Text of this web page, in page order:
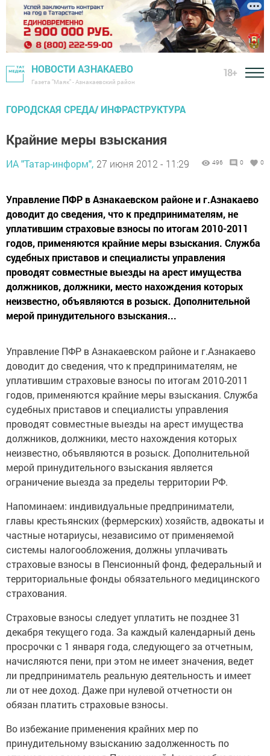
НОВОСТИ АЗНАКАЕВО
Газета "Маяк" - Азнакаевский район
18+
ГОРОДСКАЯ СРЕДА/ ИНФРАСТРУКТУРА
Крайние меры взыскания
ИА "Татар-информ", 27 июня 2012 - 11:29 496 0 0
Управление ПФР в Азнакаевском районе и г.Азнакаево
доводит до сведения, что к предпринимателям, не
уплатившим страховые взносы по итогам 2010-2011
годов, применяются крайние меры взыскания. Служба
судебных приставов и специалисты управления
проводят совместные выезды на арест имущества
должников, должники, место нахождения которых
неизвестно, объявляются в розыск. Дополнительной
мерой принудительного взыскания...
Управление ПФР в Азнакаевском районе и г.Азнакаево
доводит до сведения, что к предпринимателям, не
уплатившим страховые взносы по итогам 2010-2011
годов, применяются крайние меры взыскания. Служба
судебных приставов и специалисты управления
проводят совместные выезды на арест имущества
должников, должники, место нахождения которых
неизвестно, объявляются в розыск. Дополнительной
мерой принудительного взыскания является
ограничение выезда за пределы территории РФ.
Напоминаем: индивидуальные предприниматели,
главы крестьянских (фермерских) хозяйств, адвокаты и
частные нотариусы, независимо от применяемой
системы налогообложения, должны уплачивать
страховые взносы в Пенсионный фонд, федеральный и
территориальные фонды обязательного медицинского
страхования.
Страховые взносы следует уплатить не позднее 31
декабря текущего года. За каждый календарный день
просрочки с 1 января года, следующего за отчетным,
начисляются пени, при этом не имеет значения, ведет
ли предприниматель реальную деятельность и имеет
ли от нее доход. Даже при нулевой отчетности он
обязан платить страховые взносы.
Во избежание применения крайних мер по
принудительному взысканию задолженность по